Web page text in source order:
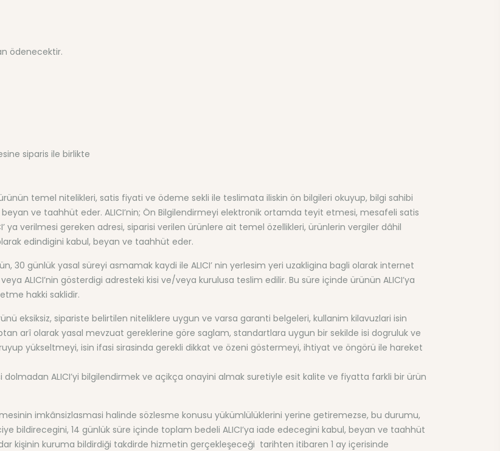
ödenecektir.
siparis ile birlikte
temel nitelikleri, satis fiyati ve ödeme sekli ile teslimata iliskin ön bilgileri okuyup, bilgi sahibi
ve taahhüt eder. ALICI’nin; Ön Bilgilendirmeyi elektronik ortamda teyit etmesi, mesafeli satis
ya verilmesi gereken adresi, siparisi verilen ürünlere ait temel özellikleri, ürünlerin vergiler dâhil
edindigini kabul, beyan ve taahhüt eder.
30 günlük yasal süreyi asmamak kaydi ile ALICI’ nin yerlesim yeri uzakligina bagli olarak internet
ALICI’nin gösterdigi adresteki kisi ve/veya kurulusa teslim edilir. Bu süre içinde ürünün ALICI’ya
hakki saklidir.
eksiksiz, sipariste belirtilen niteliklere uygun ve varsa garanti belgeleri, kullanim kilavuzlari isin
arî olarak yasal mevzuat gereklerine göre saglam, standartlara uygun bir sekilde isi dogruluk ve
yükseltmeyi, isin ifasi sirasinda gerekli dikkat ve özeni göstermeyi, ihtiyat ve öngörü ile hareket
ALICI’yi bilgilendirmek ve açikça onayini almak suretiyle esit kalite ve fiyatta farkli bir ürün
imkânsizlasmasi halinde sözlesme konusu yükümlülüklerini yerine getiremezse, bu durumu,
bildirecegini, 14 günlük süre içinde toplam bedeli ALICI’ya iade edecegini kabul, beyan ve taahhüt
kişinin kuruma bildirdiği takdirde hizmetin gerçekleşeceği tarihten itibaren 1 ay içerisinde